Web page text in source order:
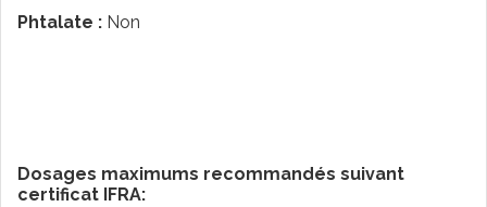
Phtalate : Non
Dosages maximums recommandés suivant
certificat IFRA: